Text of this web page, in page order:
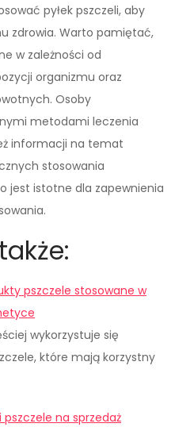
pyłek pszczeli, aby
zdrowia. Warto pamiętać,
w zależności od
organizmu oraz
Osoby
metodami leczenia
informacji na temat
stosowania
jest istotne dla zapewnienia
pszczele stosowane w
wykorzystuje się
które mają korzystny
pszczele na sprzedaż